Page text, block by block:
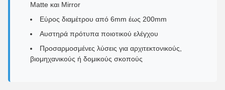
Matte και Mirror
Εύρος διαμέτρου από 6mm έως 200mm
Αυστηρά πρότυπα ποιοτικού ελέγχου
Προσαρμοσμένες λύσεις για αρχιτεκτονικούς,
βιομηχανικούς ή δομικούς σκοπούς